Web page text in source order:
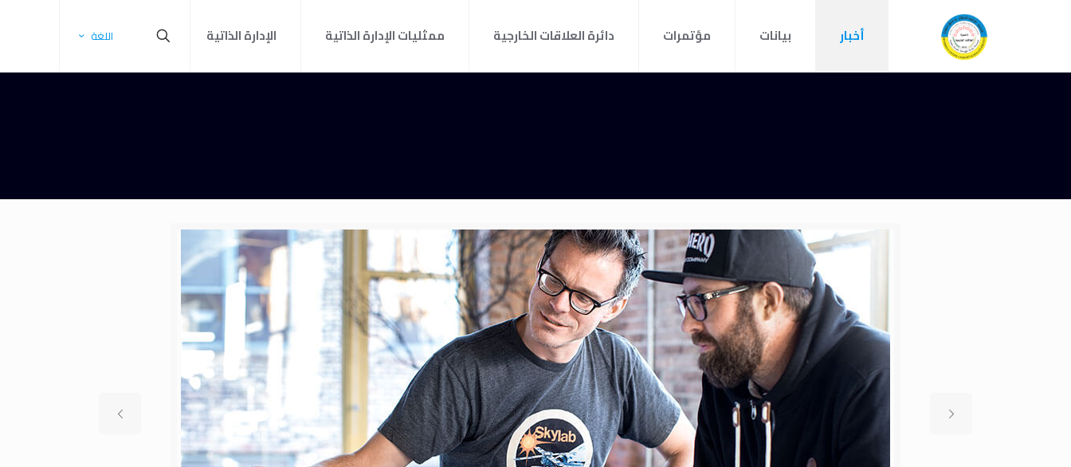
أخبار بيانات مؤتمرات دائرة العلاقات الخارجية ممثليات الإدارة الذاتية الإدارة الذاتية اللغة